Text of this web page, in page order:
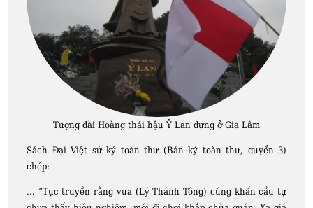
Tượng đài Hoàng thái hậu Ỷ Lan dựng ở Gia Lâm
Sách Đại Việt sử ký toàn thư (Bản kỷ toàn thư, quyển 3)
chép:
… “Tục truyền rằng vua (Lý Thánh Tông) cúng khấn cầu tự